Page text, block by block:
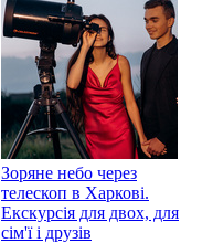
Зоряне небо через
телескоп в Харкові.
Екскурсія для двох, для
сім'ї і друзів